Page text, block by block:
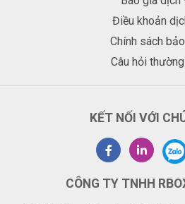
Điều khoản
Chính sách
Câu hỏi
KẾT NỐI VỚI
CÔNG TY TNHH